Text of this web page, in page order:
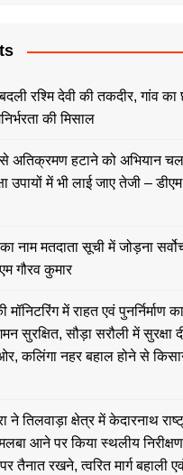
रश्मि देवी की तकदीर, गांव का
की मिसाल
से अतिक्रमण हटाने को अभियान
उपायों में भी लाई जाए तेजी – डीएम
नाम मतदाता सूची में जोड़ना
गौरव कुमार
में राहत एवं पुनर्निर्माण
सुरक्षित, सौड़ा सरौली में सुरक्षा
ओर, कलिंगा नहर बहाल होने से
ने तिलवाड़ा क्षेत्र में केदारनाथ
आने पर किया स्थलीय
तैनात रखने, त्वरित मार्ग बहाली